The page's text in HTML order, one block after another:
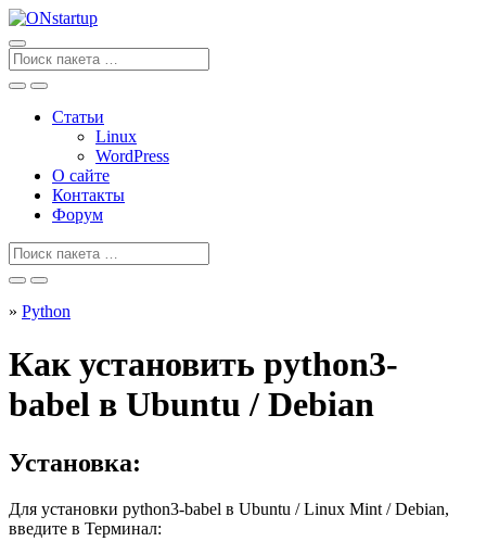
Перейти
к
содержанию
Поиск
для
Статьи
Linux
WordPress
О сайте
Контакты
Форум
Поиск
для
» Python
Как установить python3-
babel в Ubuntu / Debian
Установка:
Для установки python3-babel в Ubuntu / Linux Mint / Debian,
введите в Терминал: